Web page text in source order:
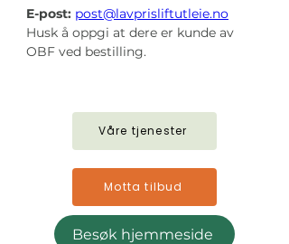
E-post: post@lavprisliftutleie.no
Husk å oppgi at dere er kunde av
OBF ved bestilling.
Våre tjenester
Motta tilbud
Besøk hjemmeside